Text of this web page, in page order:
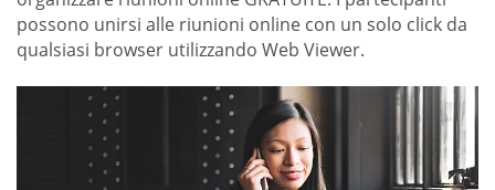
possono unirsi alle riunioni online con un solo click da
qualsiasi browser utilizzando Web Viewer.